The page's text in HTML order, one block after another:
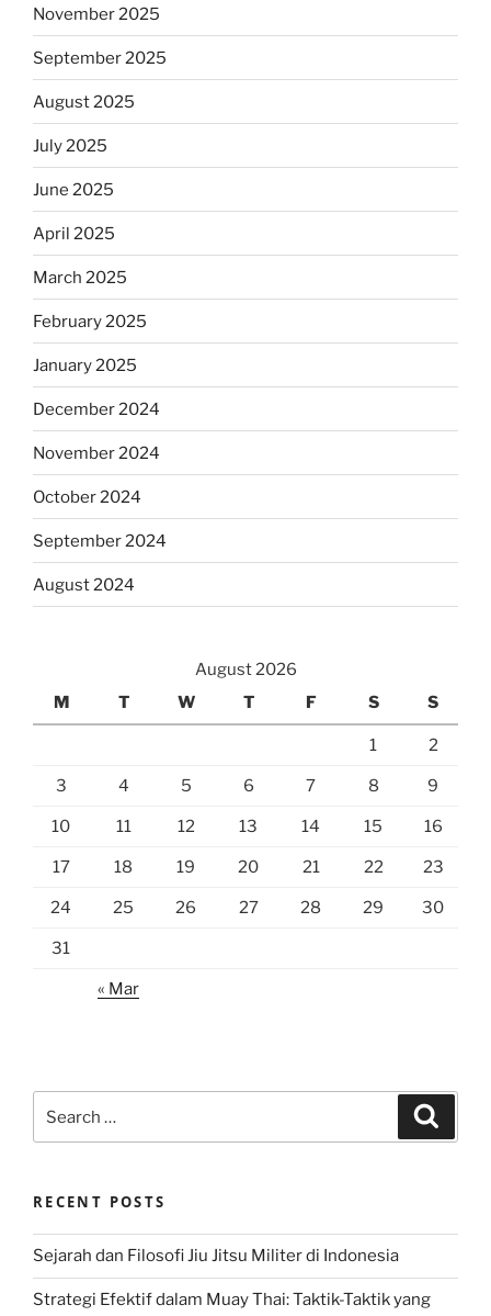
November 2025
September 2025
August 2025
July 2025
June 2025
April 2025
March 2025
February 2025
January 2025
December 2024
November 2024
October 2024
September 2024
August 2024
August 2026
M
T W T F S S
1 2
3 4 5 6 7 8 9
10 11 12 13 14 15 16
17 18 19 20 21 22 23
24 25 26 27 28 29 30
31
« Mar
for:
RECENT POSTS
Sejarah dan Filosofi Jiu Jitsu Militer di Indonesia
Strategi Efektif dalam Muay Thai: Taktik-Taktik yang